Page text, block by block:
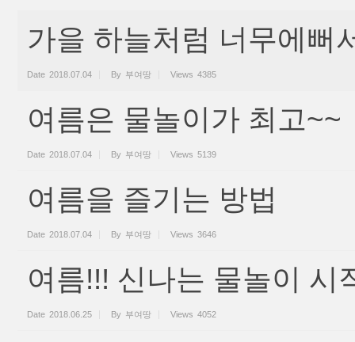
가을 하늘처럼 너무에뻐
Date 2018.07.04 By 부여땅 Views 4385
여름은 물놀이가 최고~~
Date 2018.07.04 By 부여땅 Views 5139
여름을 즐기는 방법
Date 2018.07.04 By 부여땅 Views 3646
여름!!! 신나는 물놀이 시
Date 2018.06.25 By 부여땅 Views 4052